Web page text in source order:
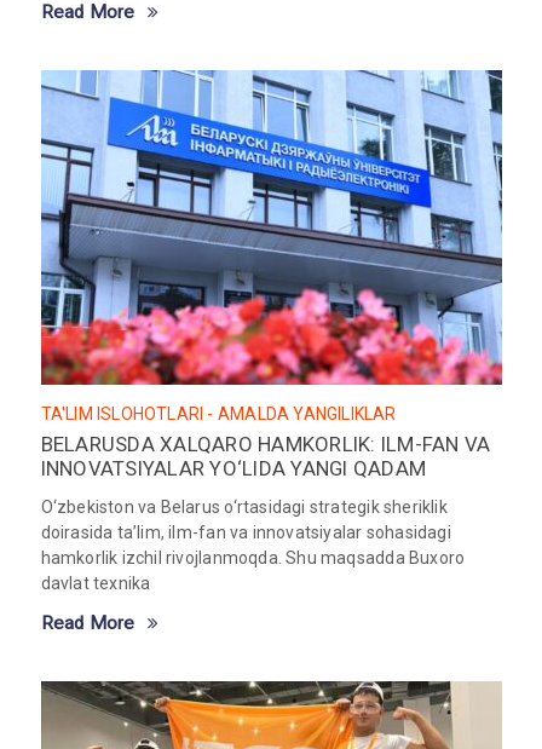
Read More
TA'LIM ISLOHOTLARI - AMALDA YANGILIKLAR
BELARUSDA XALQARO HAMKORLIK: ILM-FAN VA
INNOVATSIYALAR YO‘LIDA YANGI QADAM
O‘zbekiston va Belarus o‘rtasidagi strategik sheriklik
doirasida ta’lim, ilm-fan va innovatsiyalar sohasidagi
hamkorlik izchil rivojlanmoqda. Shu maqsadda Buxoro
davlat texnika
Read More